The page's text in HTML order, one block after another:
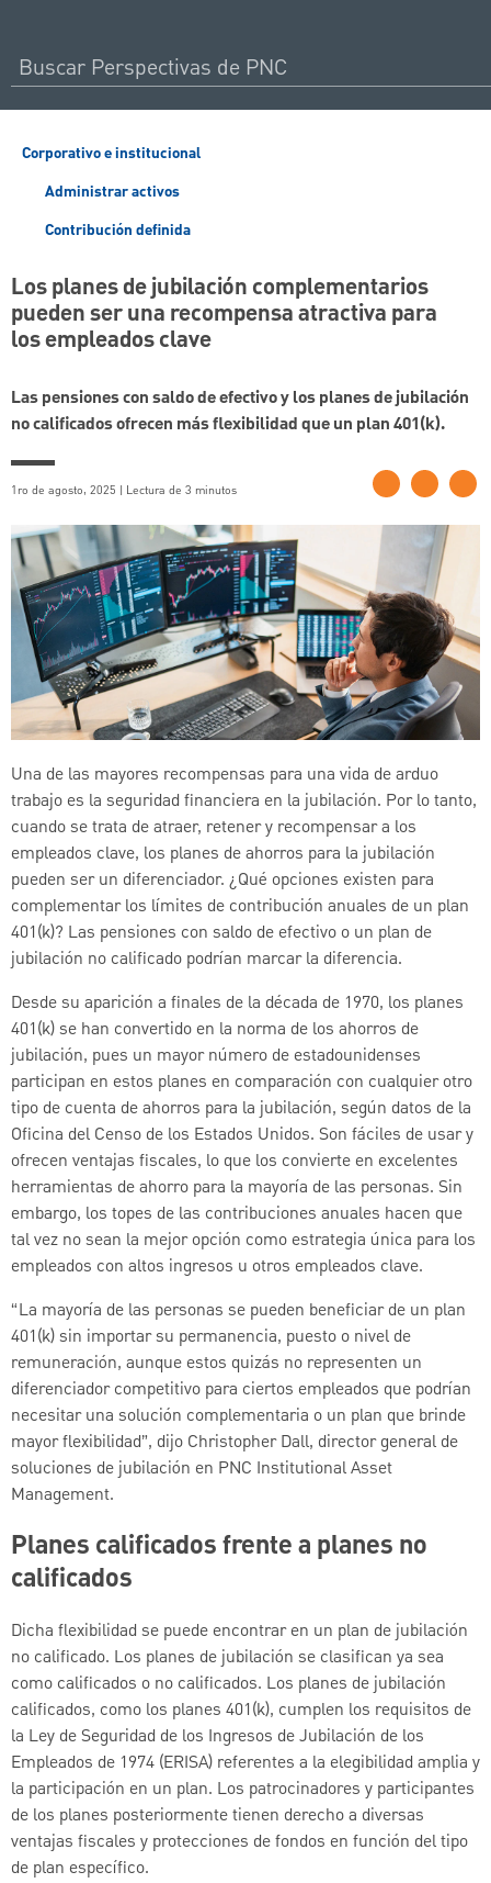
Corporativo e institucional
Administrar activos
Contribución definida
Los planes de jubilación complementarios
pueden ser una recompensa atractiva para
los empleados clave
Las pensiones con saldo de efectivo y los planes de jubilación
no calificados ofrecen más flexibilidad que un plan 401(k).
1ro de agosto, 2025 | Lectura de 3 minutos
Una de las mayores recompensas para una vida de arduo
trabajo es la seguridad financiera en la jubilación. Por lo tanto,
cuando se trata de atraer, retener y recompensar a los
empleados clave, los planes de ahorros para la jubilación
pueden ser un diferenciador. ¿Qué opciones existen para
complementar los límites de contribución anuales de un plan
401(k)? Las pensiones con saldo de efectivo o un plan de
jubilación no calificado podrían marcar la diferencia.
Desde su aparición a finales de la década de 1970, los planes
401(k) se han convertido en la norma de los ahorros de
jubilación, pues un mayor número de estadounidenses
participan en estos planes en comparación con cualquier otro
tipo de cuenta de ahorros para la jubilación, según datos de la
Oficina del Censo de los Estados Unidos. Son fáciles de usar y
ofrecen ventajas fiscales, lo que los convierte en excelentes
herramientas de ahorro para la mayoría de las personas. Sin
embargo, los topes de las contribuciones anuales hacen que
tal vez no sean la mejor opción como estrategia única para los
empleados con altos ingresos u otros empleados clave.
“La mayoría de las personas se pueden beneficiar de un plan
401(k) sin importar su permanencia, puesto o nivel de
remuneración, aunque estos quizás no representen un
diferenciador competitivo para ciertos empleados que podrían
necesitar una solución complementaria o un plan que brinde
mayor flexibilidad”, dijo Christopher Dall, director general de
soluciones de jubilación en PNC Institutional Asset
Management.
Planes calificados frente a planes no
calificados
Dicha flexibilidad se puede encontrar en un plan de jubilación
no calificado. Los planes de jubilación se clasifican ya sea
como calificados o no calificados. Los planes de jubilación
calificados, como los planes 401(k), cumplen los requisitos de
la Ley de Seguridad de los Ingresos de Jubilación de los
Empleados de 1974 (ERISA) referentes a la elegibilidad amplia y
la participación en un plan. Los patrocinadores y participantes
de los planes posteriormente tienen derecho a diversas
ventajas fiscales y protecciones de fondos en función del tipo
de plan específico.